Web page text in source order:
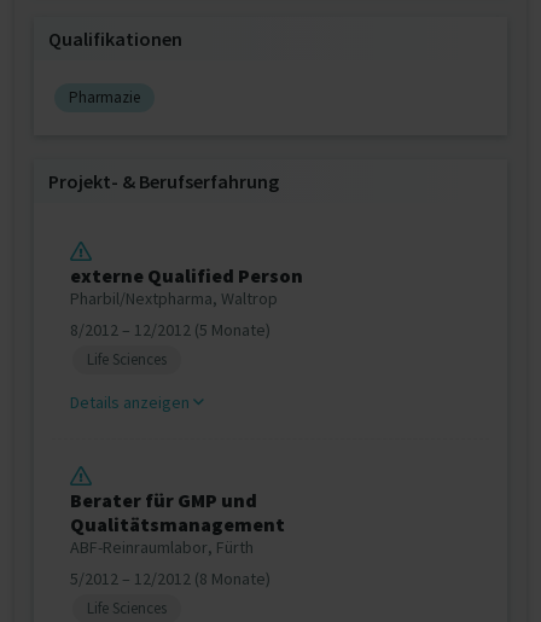
Qualifikationen
Pharmazie
Projekt‐ & Berufserfahrung
externe Qualified Person
Pharbil/Nextpharma, Waltrop
8/2012 – 12/2012 (5 Monate)
Life Sciences
Details anzeigen
Berater für GMP und
Qualitätsmanagement
ABF-Reinraumlabor, Fürth
5/2012 – 12/2012 (8 Monate)
Life Sciences